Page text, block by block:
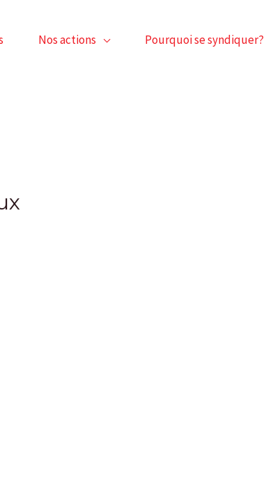
Nos actions Pourquoi se syndiquer?